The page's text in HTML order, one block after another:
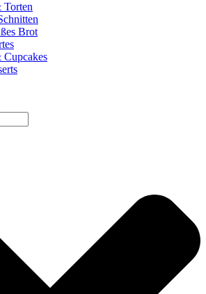
Torten
Brot